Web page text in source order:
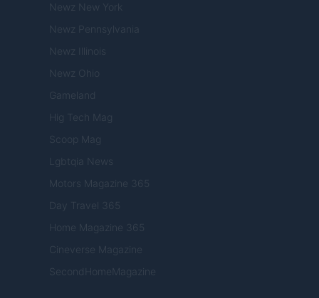
Newz New York
Newz Pennsylvania
Newz Illinois
Newz Ohio
Gameland
Hig Tech Mag
Scoop Mag
Lgbtqia News
Motors Magazine 365
Day Travel 365
Home Magazine 365
Cineverse Magazine
SecondHomeMagazine